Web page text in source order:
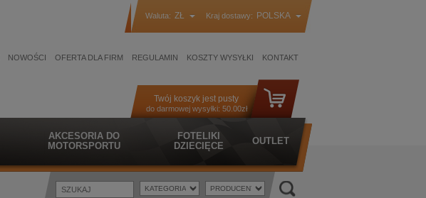
Waluta: ZŁ Kraj dostawy: POLSKA
NOWOŚCI OFERTA DLA FIRM REGULAMIN KOSZTY WYSYŁKI KONTAKT
Twój koszyk jest pusty
do darmowej wysyłki: 50.00zł
AKCESORIA DO
MOTORSPORTU
FOTELIKI
DZIECIĘCE
OUTLET